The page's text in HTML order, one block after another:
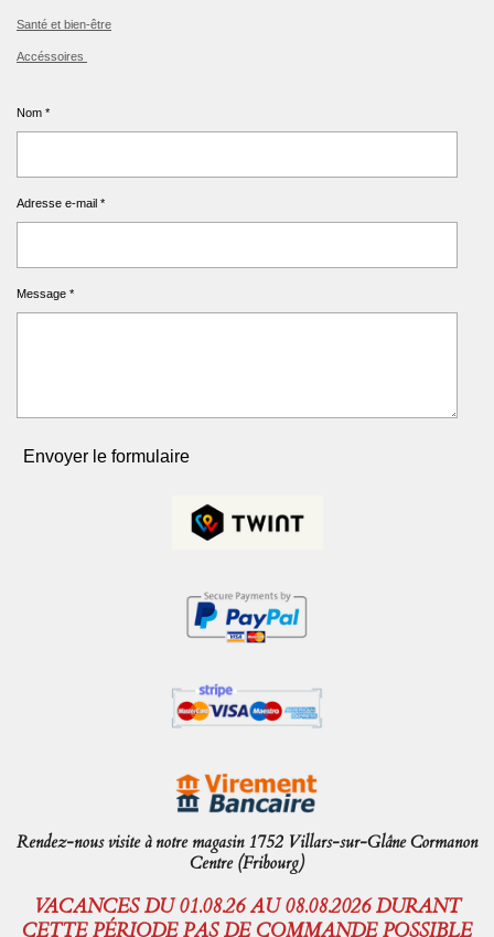
Santé et bien-être
Accéssoires
Nom *
Adresse e-mail *
Message *
Envoyer le formulaire
Rendez-nous visite à notre magasin 1752 Villars-sur-Glâne Cormanon
Centre (Fribourg)
VACANCES DU 01.08.26 AU 08.08.2026 DURANT
CETTE PÉRIODE PAS DE COMMANDE POSSIBLE